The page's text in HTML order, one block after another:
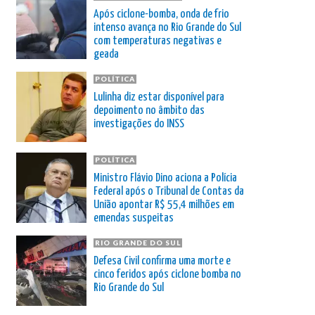
Após ciclone-bomba, onda de frio
intenso avança no Rio Grande do Sul
com temperaturas negativas e
geada
POLÍTICA
Lulinha diz estar disponível para
depoimento no âmbito das
investigações do INSS
POLÍTICA
Ministro Flávio Dino aciona a Polícia
Federal após o Tribunal de Contas da
União apontar R$ 55,4 milhões em
emendas suspeitas
RIO GRANDE DO SUL
Defesa Civil confirma uma morte e
cinco feridos após ciclone bomba no
Rio Grande do Sul